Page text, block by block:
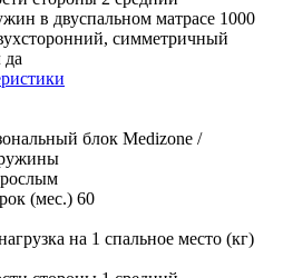
в двуспальном матрасе 1000
симметричный
да
блок Medizone /
(мес.) 60
на 1 спальное место (кг)